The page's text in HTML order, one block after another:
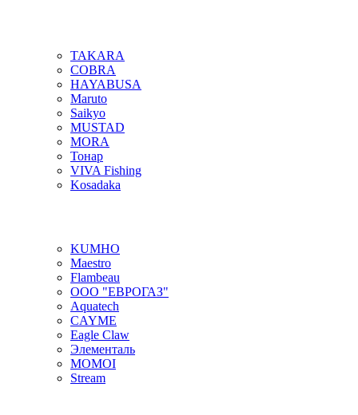
TAKARA
COBRA
HAYABUSA
Maruto
Saikyo
MUSTAD
MORA
Тонар
VIVA Fishing
Kosadaka
KUMHO
Maestro
Flambeau
ООО "ЕВРОГАЗ"
Aquatech
CAYME
Eagle Claw
Элементаль
MOMOI
Stream